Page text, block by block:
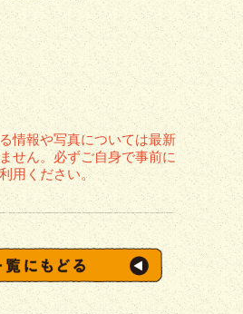
情報や写真については最新
せん。必ずご自身で事前に
用ください。